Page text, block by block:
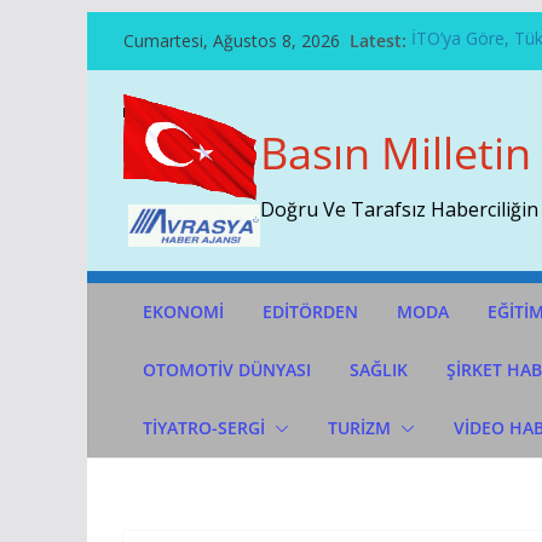
Cumartesi, Ağustos 8, 2026 Latest: İTO’ya Göre,
Şehit Pilot
Çekti…
Sivri Biber
Basın
Doğru Ve Tarafsız
EKONOMİ EDİTÖRDEN MODA EĞİTİM
OTOMOTIV DÜNYASI SAĞLIK ŞİRKET
TİYATRO-SERGİ TURİZM VİDEO